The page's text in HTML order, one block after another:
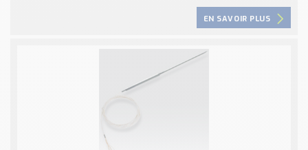
EN SAVOIR PLUS